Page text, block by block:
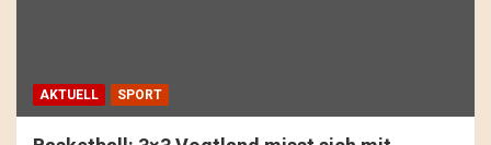
AKTUELL SPORT